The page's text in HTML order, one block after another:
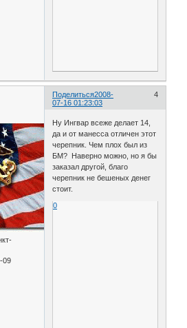
Поделиться 4
2008-
07-16 01:23:03
09
Ну Ингвар всеже делает 14,
да и от манесса отличен этот
черепник. Чем плох был из
БМ? Наверно можно, но я бы
заказал другой, благо
черепник не бешеных денег
стоит.
0